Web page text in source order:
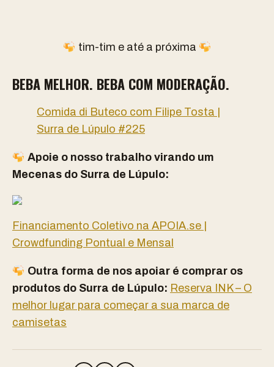
tim-tim e até a próxima
BEBA MELHOR. BEBA COM MODERAÇÃO.
Comida di Buteco com Filipe Tosta |
Surra de Lúpulo #225
Apoie o nosso trabalho virando um
Mecenas do Surra de Lúpulo:
Financiamento Coletivo na APOIA.se |
Crowdfunding Pontual e Mensal
Outra forma de nos apoiar é comprar os
produtos do Surra de Lúpulo: Reserva INK – O
melhor lugar para começar a sua marca de
camisetas